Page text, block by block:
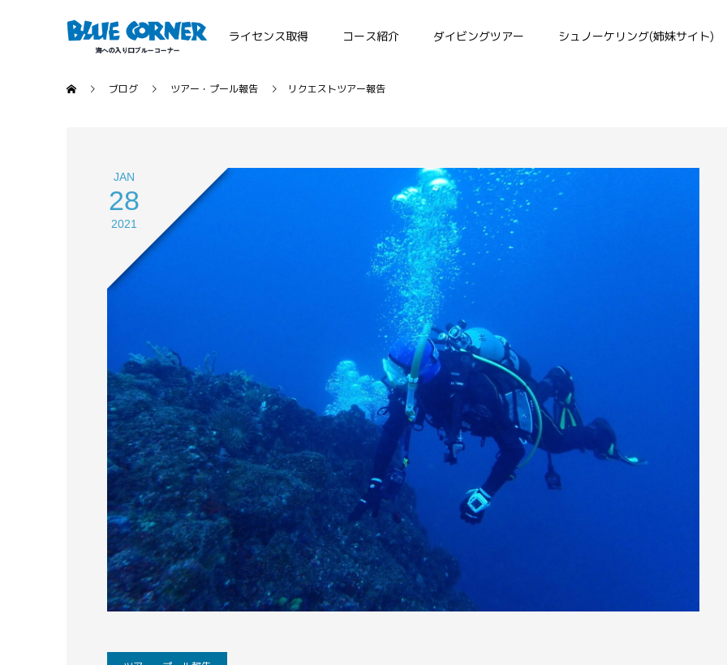
ライセンス取得 コース紹介 ダイビングツアー シュノーケリング(姉妹サイト)
ブログ ツアー・プール報告 リクエストツアー報告
JAN
28
2021